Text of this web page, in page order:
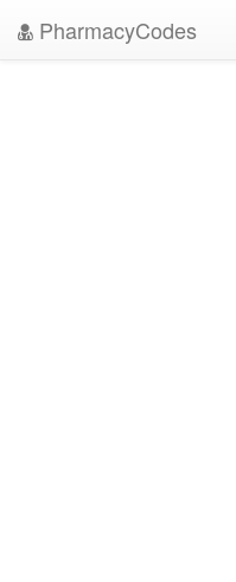
PharmacyCodes